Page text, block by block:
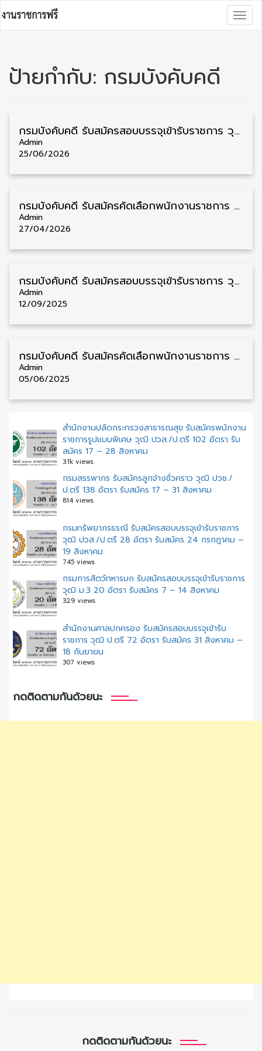
to
content
ป้ายกำกับ: กรมบังคับคดี
กรมบังคับคดี รับสมัครสอบบรรจุเข้ารับราชการ วุฒิ ปวส. 11 อัตรา รับสมัคร 13 กรกฎาคม – 8 สิงหาคม
Admin
25/06/2026
กรมบังคับคดี รับสมัครคัดเลือกพนักงานราชการ วุฒิ ปวช./ปวส. 11 อัตรา รับสมัคร 27 เมษายน – 12 พฤษภาคม
Admin
27/04/2026
กรมบังคับคดี รับสมัครสอบบรรจุเข้ารับราชการ วุฒิ ปวส./ป.ตรี 15 อัตรา รับสมัคร 3 – 31 ตุลาคม
Admin
12/09/2025
กรมบังคับคดี รับสมัครคัดเลือกพนักงานราชการ วุฒิ ปวช./ปวส./ป.ตรี 18 อัตรา รับสมัคร 16 – 30 มิถุนายน
Admin
05/06/2025
สำนักงานปลัดกระทรวงสาธารณสุข รับสมัครพนักงาน
ราชการรูปแบบพิเศษ วุฒิ ปวส./ป.ตรี 102 อัตรา รับ
สมัคร 17 – 28 สิงหาคม
3.1k views
กรมสรรพากร รับสมัครลูกจ้างชั่วคราว วุฒิ ปวช./
ป.ตรี 138 อัตรา รับสมัคร 17 – 31 สิงหาคม
814 views
กรมทรัพยากรธรณี รับสมัครสอบบรรจุเข้ารับราชการ
วุฒิ ปวส./ป.ตรี 28 อัตรา รับสมัคร 24 กรกฎาคม –
19 สิงหาคม
745 views
กรมการสัตว์ทหารบก รับสมัครสอบบรรจุเข้ารับราชการ
วุฒิ ม.3 20 อัตรา รับสมัคร 7 – 14 สิงหาคม
329 views
สํานักงานศาลปกครอง รับสมัครสอบบรรจุเข้ารับ
ราชการ วุฒิ ป.ตรี 72 อัตรา รับสมัคร 31 สิงหาคม –
18 กันยายน
307 views
กดติดตามกันด้วยนะ
กดติดตามกันด้วยนะ